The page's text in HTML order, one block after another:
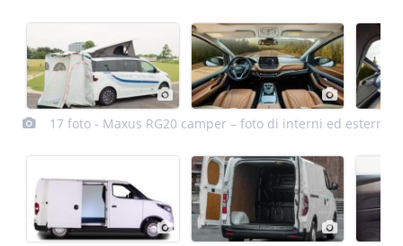
17 foto - Maxus RG20 camper – foto di interni ed esterni